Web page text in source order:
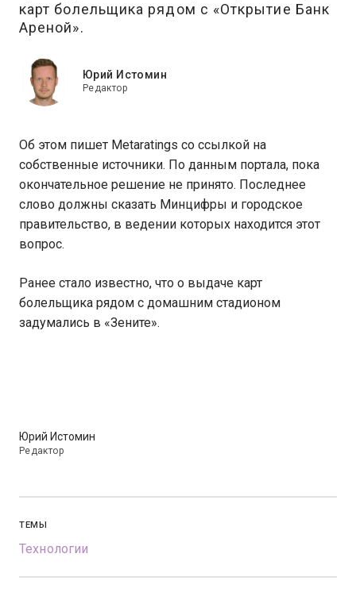
карт болельщика рядом с «Открытие Банк
Ареной».
Юрий Истомин
Редактор
Об этом пишет Metaratings со ссылкой на
собственные источники. По данным портала, пока
окончательное решение не принято. Последнее
слово должны сказать Минцифры и городское
правительство, в ведении которых находится этот
вопрос.
Ранее стало известно, что о выдаче карт
болельщика рядом с домашним стадионом
задумались в «Зените».
Юрий Истомин
Редактор
ТЕМЫ
Технологии